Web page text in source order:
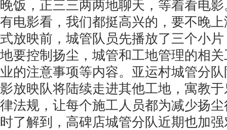
晚饭，正三三两两地聊天，等着看电
有电影看，我们都挺高兴的，要不晚
式放映前，城管队员先播放了三个小
地要控制扬尘，城管和工地管理的相
业的注意事项等内容。亚运村城管分
影放映队将陆续走进其他工地，寓教
律法规，让每个施工人员都为减少扬
时了解到，高碑店城管分队近期也加